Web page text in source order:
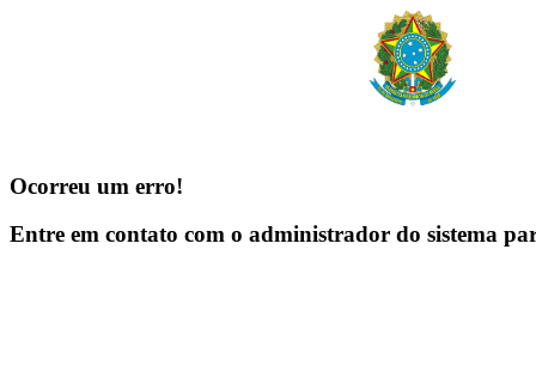
Ocorreu um erro!
Entre em contato com o administrador do sistema